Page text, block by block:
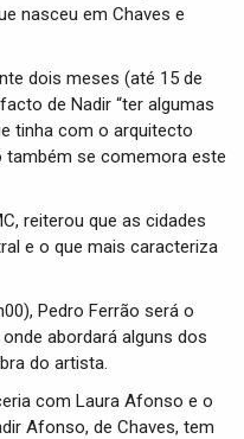
nasceu em Chaves e
dois meses (até 15 de
de Nadir “ter algumas
tinha com o arquitecto
também se comemora este
reiterou que as cidades
e o que mais caracteriza
Pedro Ferrão será o
abordará alguns dos
do artista.
com Laura Afonso e o
Afonso, de Chaves, tem